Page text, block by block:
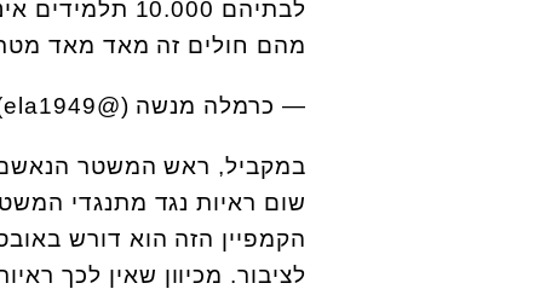
לבתיהם
מהם חולים זה מאד מאד
— כרמלה מנשה (@ela1949)
במקביל, ראש המשטר הנאשם
שום ראיות נגד מתנגדי
הקמפיין הזה הוא דורש
לציבור. מכיוון שאין לכך